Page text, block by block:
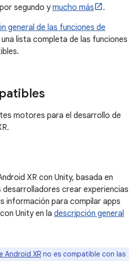
segundo ymucho más
.
general de las funciones de
lista completa de las funciones
motores para el desarrollo de
XR con Unity, basada en
desarrolladores crear experiencias
información para compilar apps
Unity en la descripción general
Android XR no es compatible con las